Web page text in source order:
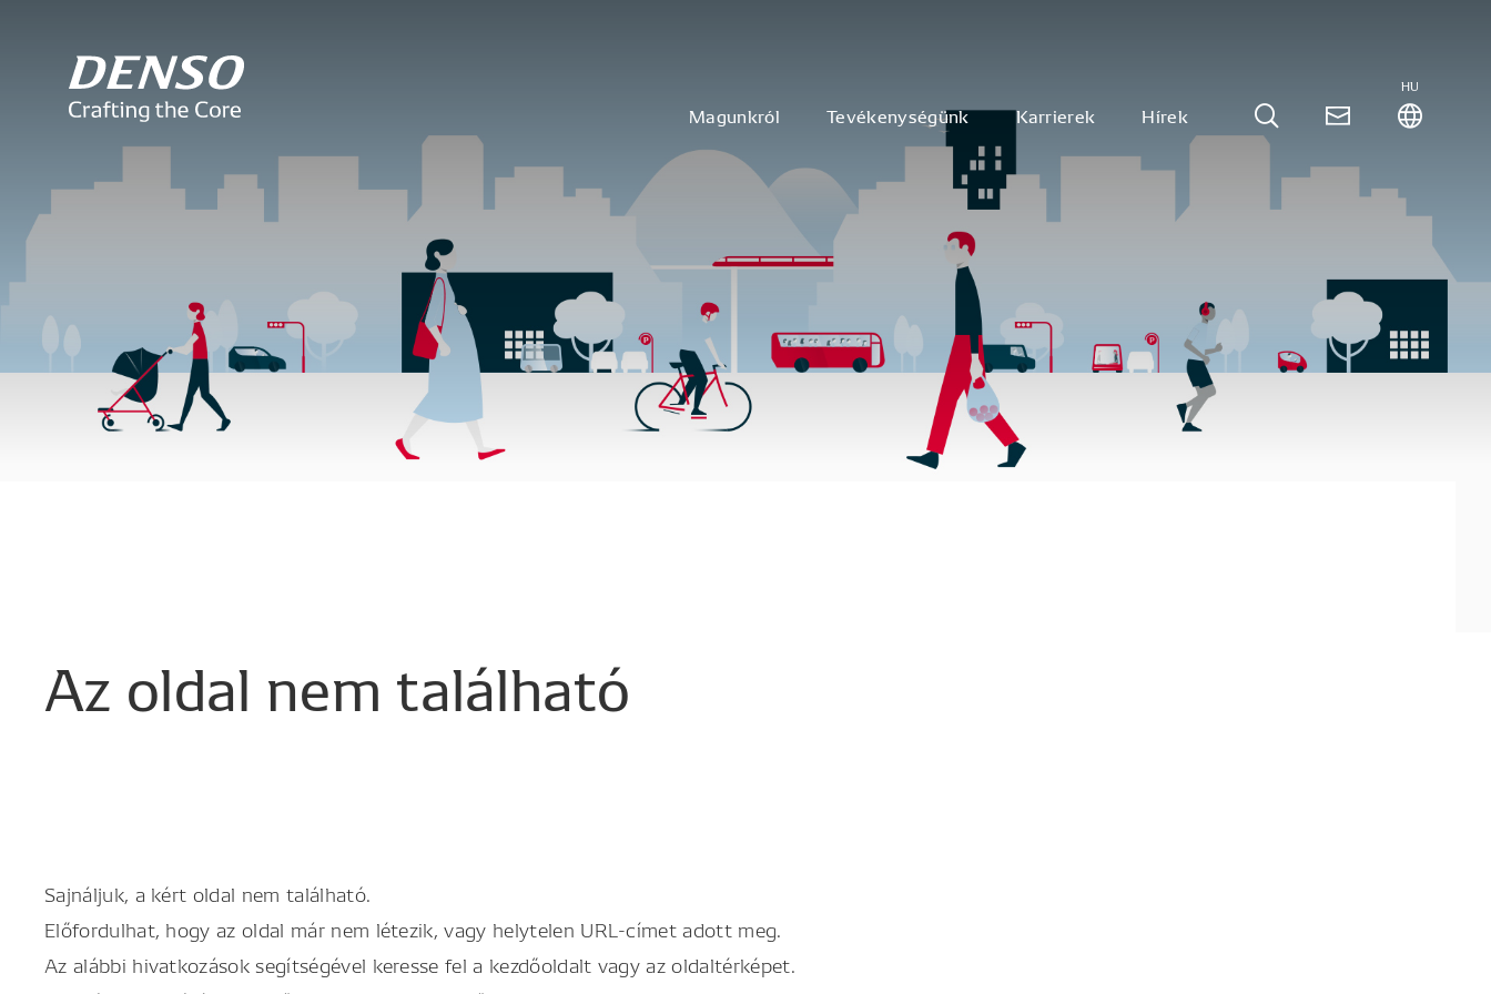
Magunkról Tevékenységünk Karrierek Hírek
HU
Az oldal nem található
Sajnáljuk, a kért oldal nem található.
Előfordulhat, hogy az oldal már nem létezik, vagy helytelen URL-címet adott meg.
Az alábbi hivatkozások segítségével keresse fel a kezdőoldalt vagy az oldaltérképet.